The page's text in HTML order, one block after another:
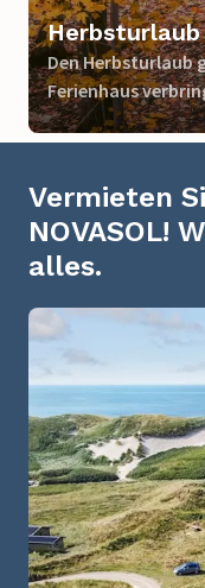
Den Herbsturlaub
Ferienhaus
Vermieten
NOVASOL!
alles.